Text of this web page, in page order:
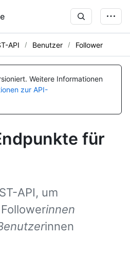
API Benutzer Follower
Weitere Informationen
zur API-
für
API, um
innen
innen